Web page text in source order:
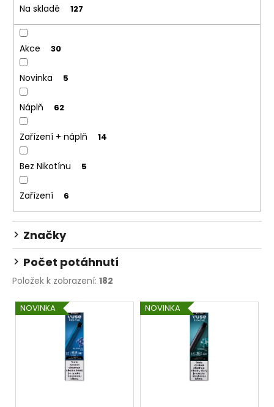
o
d
u
k
ů
Na skladě 127
Akce 30
Novinka 5
Náplň 62
Zařízení + náplň 14
Bez Nikotínu 5
Zařízení 6
Značky
Počet potáhnutí
Položek k zobrazení: 182
V
ý
NOVINKA NOVINKA